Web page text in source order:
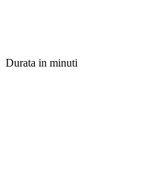
Durata in minuti